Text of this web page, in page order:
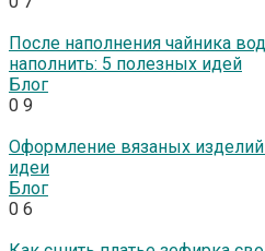
После наполнения чайника
наполнить: 5 полезных идей
Блог
0 9
Оформление вязаных
идеи
Блог
0 6